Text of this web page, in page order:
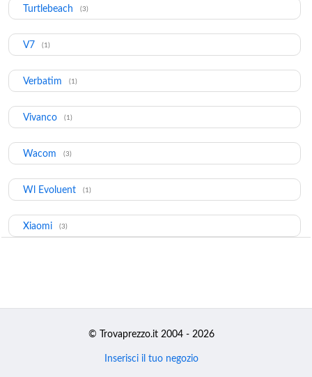
Turtlebeach (3)
V7 (1)
Verbatim (1)
Vivanco (1)
Wacom (3)
Wl Evoluent (1)
Xiaomi (3)
© Trovaprezzo.it 2004 - 2026
Inserisci il tuo negozio